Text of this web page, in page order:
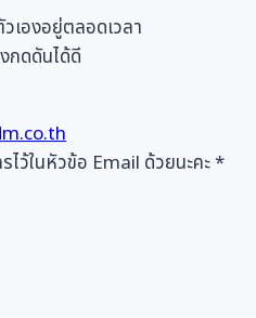
เองอยู่ตลอดเวลา
กดดันได้ดี
ว้ในหัวข้อ Email ด้วยนะคะ *